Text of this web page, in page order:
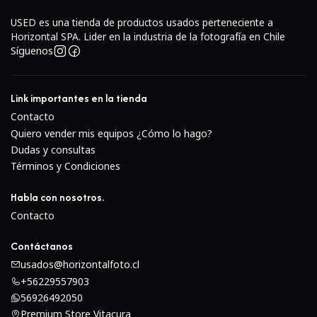
Lente de enfoque automático compatible con fotograma
completo y APS-C
El zoom estándar está diseñado para cámaras sin
espejo de fotograma completo Leica L-mount, pero
APS-C, donde proporcionará un rango de distancia
focal equivalente de 36-105 mm.
El motor paso a paso integrado realiza un enfoque
automático rápido y silencioso, que se complementa
USED es una tienda de productos usados perteneciente a
Horizontal SPA. Lider en la industria de la fotografía en Chile
Síguenos
Link importantes en la tienda
Contacto
Quiero vender mis equipos ¿Cómo lo hago?
Dudas y consultas
Términos y Condiciones
Habla con nosotros.
Contacto
Contáctanos
usados@horizontalfoto.cl
+56229557903
56926492050
Premium Store Vitacura